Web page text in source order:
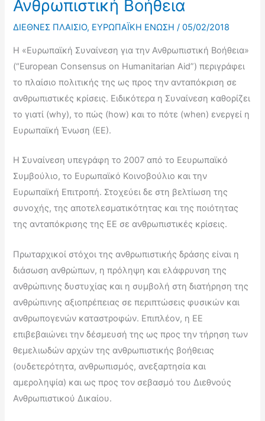
Ανθρωπιστική Βοήθεια
ΔΙΕΘΝΕΣ ΠΛΑΙΣΙΟ, ΕΥΡΩΠΑΪΚΗ ΕΝΩΣΗ /05/02/2018
Η «Ευρωπαϊκή Συναίνεση για την Ανθρωπιστική Βοήθεια»
(“European Consensus on Humanitarian Aid”) περιγράφει
το πλαίσιο πολιτικής της ως προς την ανταπόκριση σε
ανθρωπιστικές κρίσεις. Eιδικότερα η Συναίνεση καθορίζει
το γιατί (why), το πώς (how) και το πότε (when) ενεργεί η
Ευρωπαϊκή Ένωση (ΕΕ).
Η Συναίνεση υπεγράφη το 2007 από το Eευρωπαϊκό
Συμβούλιο, το Ευρωπαϊκό Κοινοβούλιο και την
Ευρωπαϊκή Επιτροπή. Στοχεύει δε στη βελτίωση της
συνοχής, της αποτελεσματικότητας και της ποιότητας
της ανταπόκρισης της ΕΕ σε ανθρωπιστικές κρίσεις.
Πρωταρχικοί στόχοι της ανθρωπιστικής δράσης είναι η
διάσωση ανθρώπων, η πρόληψη και ελάφρυνση της
ανθρώπινης δυστυχίας και η συμβολή στη διατήρηση της
ανθρώπινης αξιοπρέπειας σε περιπτώσεις φυσικών και
ανθρωπογενών καταστροφών. Επιπλέον, η ΕΕ
επιβεβαιώνει την δέσμευσή της ως προς την τήρηση των
θεμελιωδών αρχών της ανθρωπιστικής βοήθειας
(ουδετερότητα, ανθρωπισμός, ανεξαρτησία και
αμεροληψία) και ως προς τον σεβασμό του Διεθνούς
Ανθρωπιστικού Δικαίου.